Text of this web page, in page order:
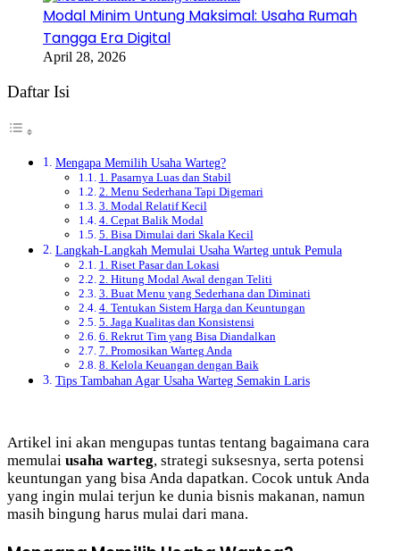
Modal Minim Untung Maksimal: Usaha Rumah
Tangga Era Digital
April 28, 2026
Daftar Isi
Mengapa Memilih Usaha Warteg?
1. Pasarnya Luas dan Stabil
2. Menu Sederhana Tapi Digemari
3. Modal Relatif Kecil
4. Cepat Balik Modal
5. Bisa Dimulai dari Skala Kecil
Langkah-Langkah Memulai Usaha Warteg untuk Pemula
1. Riset Pasar dan Lokasi
2. Hitung Modal Awal dengan Teliti
3. Buat Menu yang Sederhana dan Diminati
4. Tentukan Sistem Harga dan Keuntungan
5. Jaga Kualitas dan Konsistensi
6. Rekrut Tim yang Bisa Diandalkan
7. Promosikan Warteg Anda
8. Kelola Keuangan dengan Baik
Tips Tambahan Agar Usaha Warteg Semakin Laris
Artikel ini akan mengupas tuntas tentang bagaimana cara
memulai usaha warteg, strategi suksesnya, serta potensi
keuntungan yang bisa Anda dapatkan. Cocok untuk Anda
yang ingin mulai terjun ke dunia bisnis makanan, namun
masih bingung harus mulai dari mana.